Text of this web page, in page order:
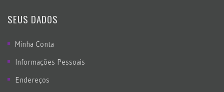
SEUS DADOS
Minha Conta
Informações Pessoais
Endereços